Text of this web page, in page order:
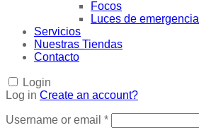
Focos
Luces de emergencia
Servicios
Nuestras Tiendas
Contacto
Login
Log in Create an account?
Username or email *